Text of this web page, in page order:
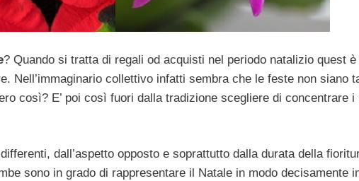
? Quando si tratta di regali od acquisti nel periodo natalizio quest è
Nell’immaginario collettivo infatti sembra che le feste non siano
così? E’ poi così fuori dalla tradizione scegliere di concentrare
dall’aspetto opposto e soprattutto dalla durata della
sono in grado di rappresentare il Natale in modo decisamente